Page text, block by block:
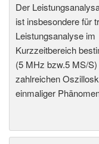
Der
ist insbesondere für
Leistungsanalyse im
Kurzzeitbereich
(5 MHz bzw.5 MS/
zahlreichen
einmaliger